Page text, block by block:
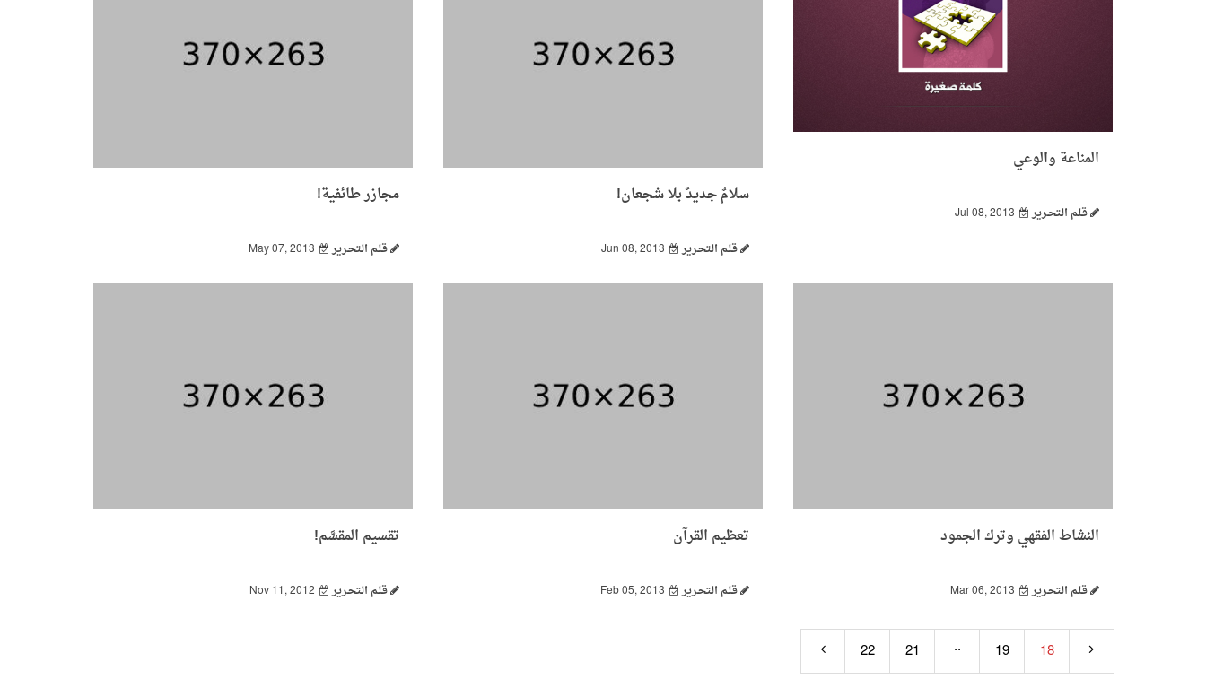
المناعة والوعي
قـلـم الـتحـرير Jul 08, 2013
سلامٌ جديدٌ بلا شجعان!
قـلـم الـتحـرير Jun 08, 2013
مجازر طائفية!
قـلـم الـتحـرير May 07, 2013
النشاط الفقهي وترك الجمود
قـلـم الـتحـرير Mar 06, 2013
تعظيم القرآن
قـلـم الـتحـرير Feb 05, 2013
تقسيم المقسَّم!
قـلـم الـتحـرير Nov 11, 2012
18
19
..
21
22